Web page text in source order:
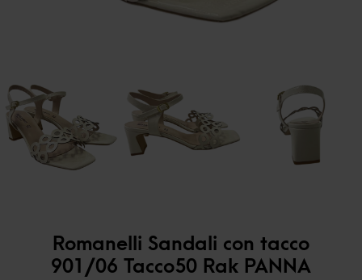
Romanelli Sandali con tacco
901/06 Tacco50 Rak PANNA